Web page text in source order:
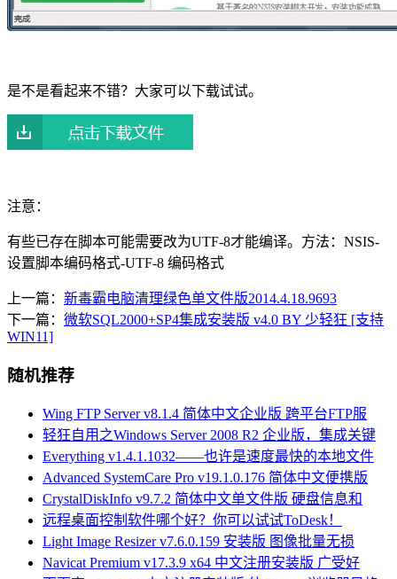
是不是看起来不错？大家可以下载试试。
注意：
有些已存在脚本可能需要改为UTF-8才能编译。方法：NSIS-
设置脚本编码格式-UTF-8 编码格式
上一篇： 新毒霸电脑清理绿色单文件版2014.4.18.9693
下一篇： 微软SQL2000+SP4集成安装版 v4.0 BY 少轻狂 [支持
WIN11]
随机推荐
Wing FTP Server v8.1.4 简体中文企业版 跨平台FTP服
轻狂自用之Windows Server 2008 R2 企业版，集成关键
Everything v1.4.1.1032——也许是速度最快的本地文件
Advanced SystemCare Pro v19.1.0.176 简体中文便携版
CrystalDiskInfo v9.7.2 简体中文单文件版 硬盘信息和
远程桌面控制软件哪个好？你可以试试ToDesk！
Light Image Resizer v7.6.0.159 安装版 图像批量无损
Navicat Premium v17.3.9 x64 中文注册安装版 广受好